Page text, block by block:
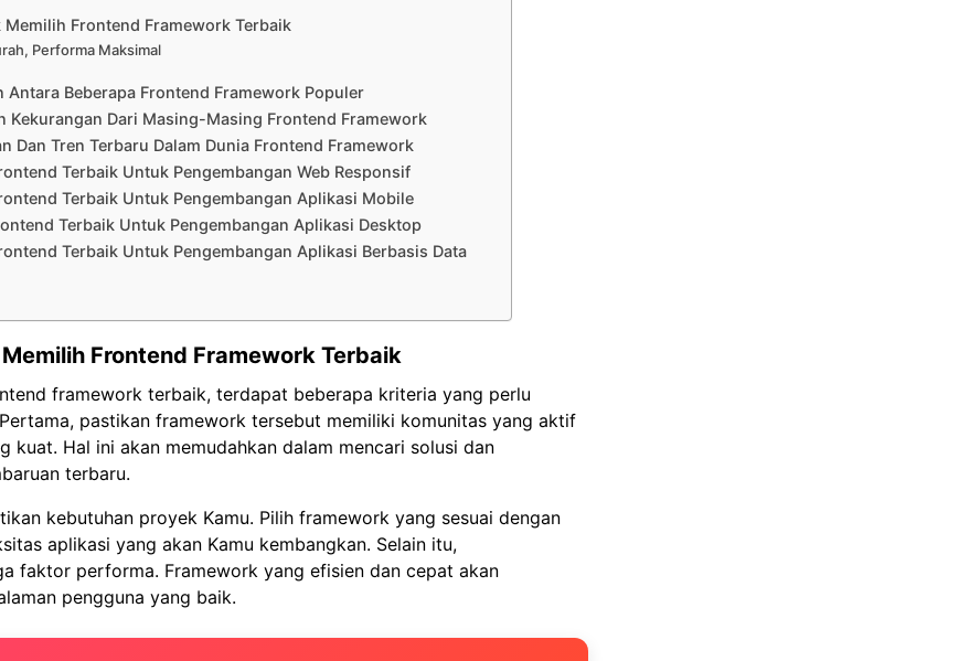
Frontend Framework Terbaik
Performa Maksimal
Antara Beberapa Frontend Framework Populer
Kekurangan Dari Masing-Masing Frontend Framework
Dan Tren Terbaru Dalam Dunia Frontend Framework
Terbaik Untuk Pengembangan Web Responsif
Terbaik Untuk Pengembangan Aplikasi Mobile
Terbaik Untuk Pengembangan Aplikasi Desktop
Terbaik Untuk Pengembangan Aplikasi Berbasis Data
Frontend Framework Terbaik
framework terbaik, terdapat beberapa kriteria yang perlu
pastikan framework tersebut memiliki komunitas yang aktif
kuat. Hal ini akan memudahkan dalam mencari solusi dan
terbaru.
kebutuhan proyek Kamu. Pilih framework yang sesuai dengan
aplikasi yang akan Kamu kembangkan. Selain itu,
faktor performa. Framework yang efisien dan cepat akan
pengguna yang baik.